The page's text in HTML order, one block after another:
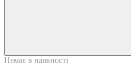
Немає в наявності